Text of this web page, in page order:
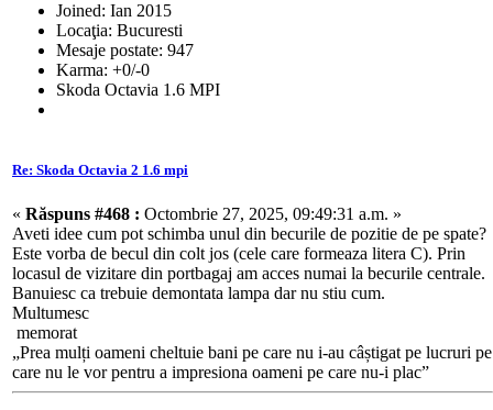
Joined: Ian 2015
Locaţia: Bucuresti
Mesaje postate: 947
Karma: +0/-0
Skoda Octavia 1.6 MPI
Re: Skoda Octavia 2 1.6 mpi
« Răspuns #468 : Octombrie 27, 2025, 09:49:31 a.m. »
Aveti idee cum pot schimba unul din becurile de pozitie de pe spate?
Este vorba de becul din colt jos (cele care formeaza litera C). Prin
locasul de vizitare din portbagaj am acces numai la becurile centrale.
Banuiesc ca trebuie demontata lampa dar nu stiu cum.
Multumesc
memorat
„Prea mulți oameni cheltuie bani pe care nu i-au câștigat pe lucruri pe
care nu le vor pentru a impresiona oameni pe care nu-i plac”